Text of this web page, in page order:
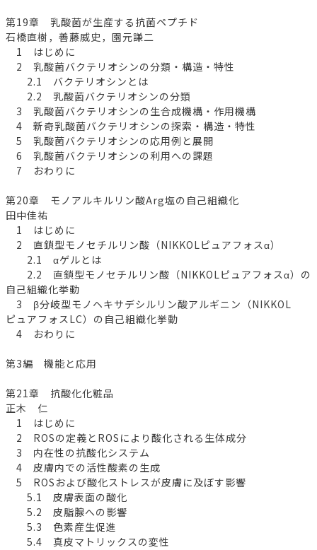
第19章 乳酸菌が生産する抗菌ペプチド
石橋直樹，善藤威史，園元謙二
1 はじめに
2 乳酸菌バクテリオシンの分類・構造・特性
2.1 バクテリオシンとは
2.2 乳酸菌バクテリオシンの分類
3 乳酸菌バクテリオシンの生合成機構・作用機構
4 新奇乳酸菌バクテリオシンの探索・構造・特性
5 乳酸菌バクテリオシンの応用例と展開
6 乳酸菌バクテリオシンの利用への課題
7 おわりに
第20章 モノアルキルリン酸Arg塩の自己組織化
田中佳祐
1 はじめに
2 直鎖型モノセチルリン酸（NIKKOLピュアフォスα）
2.1 αゲルとは
2.2 直鎖型モノセチルリン酸（NIKKOLピュアフォスα）の
自己組織化挙動
3 β分岐型モノヘキサデシルリン酸アルギニン（NIKKOL
ピュアフォスLC）の自己組織化挙動
4 おわりに
第3編 機能と応用
第21章 抗酸化化粧品
正木 仁
1 はじめに
2 ROSの定義とROSにより酸化される生体成分
3 内在性の抗酸化システム
4 皮膚内での活性酸素の生成
5 ROSおよび酸化ストレスが皮膚に及ぼす影響
5.1 皮膚表面の酸化
5.2 皮脂腺への影響
5.3 色素産生促進
5.4 真皮マトリックスの変性